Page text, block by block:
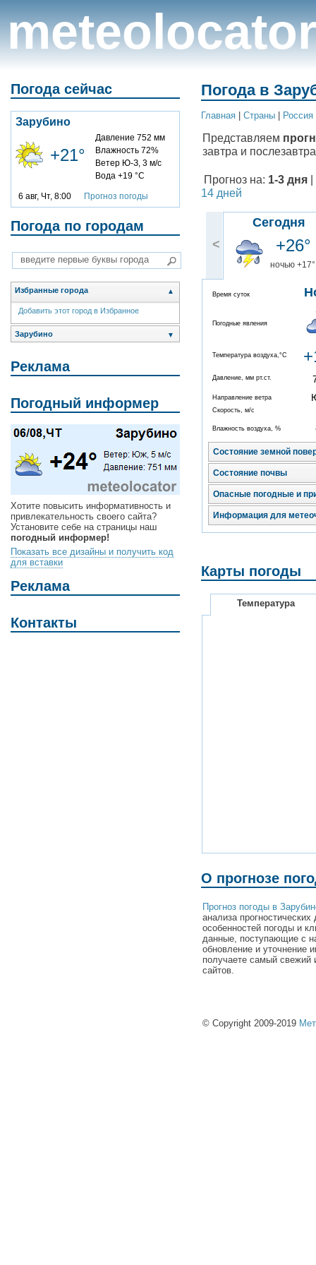
meteolocator
Погода сейчас
Зарубино
+21°
Давление 752 мм
Влажность 72%
Ветер Ю-З, 3 м/с
Вода +19 °C
6 авг, Чт, 8:00 Прогноз погоды
Погода по городам
Избранные города ▲
Добавить этот город в Избранное
Зарубино ▼
Реклама
Погодный информер
Хотите повысить информативность и
привлекательность своего сайта?
Установите себе на страницы наш
погодный информер!
Показать все дизайны и получить код
для вставки
Реклама
Контакты
Погода в
Главная Cтраны Россия
Представляем
завтра и
Прогноз на: 1-3 дня
14 дней
<
Сегодня
+26°
ночью +17°
Время суток
Погодные явления
Температура воздуха,°C
Давление, мм рт.ст.
Направление ветра
Скорость, м/с
Влажность воздуха, %
Состояние земной
Состояние почвы
Опасные погодные и
Информация для
Карты погоды
Температура
О прогнозе
Прогноз погоды в
анализа
особенностей погоды и
данные, поступающие с
обновление и уточнение
получаете самый свежий
сайтов.
© Copyright 2009-2019